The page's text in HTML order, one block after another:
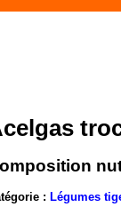
: Légumes